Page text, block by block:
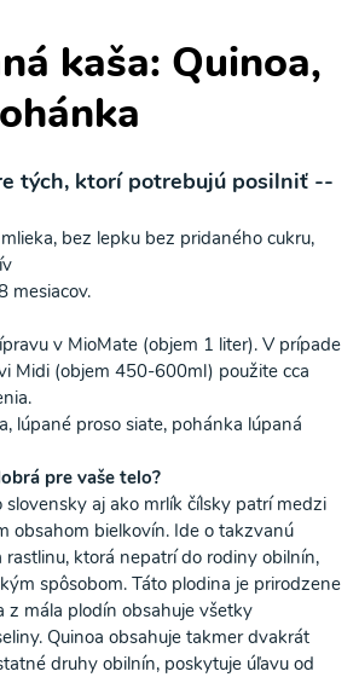
kaša: Quinoa,
tých, ktorí potrebujú posilniť --
bez lepku bez pridaného cukru,
mesiacov.
v MioMate (objem 1 liter). V prípade
Midi (objem 450-600ml) použite cca
lúpané proso siate, pohánka lúpaná
pre vaše telo?
aj ako mrlík čílsky patrí medzi
obsahom bielkovín. Ide o takzvanú
rastlinu, ktorá nepatrí do rodiny obilnín,
spôsobom. Táto plodina je prirodzene
z mála plodín obsahuje všetky
Quinoa obsahuje takmer dvakrát
druhy obilnín, poskytuje úľavu od